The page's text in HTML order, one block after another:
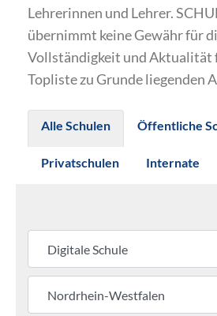
Lehrerinnen und Lehrer.
übernimmt keine Gewähr für
Vollständigkeit und Aktualität
Topliste zu Grunde liegenden
Alle Schulen Öffentliche
Privatschulen Internate